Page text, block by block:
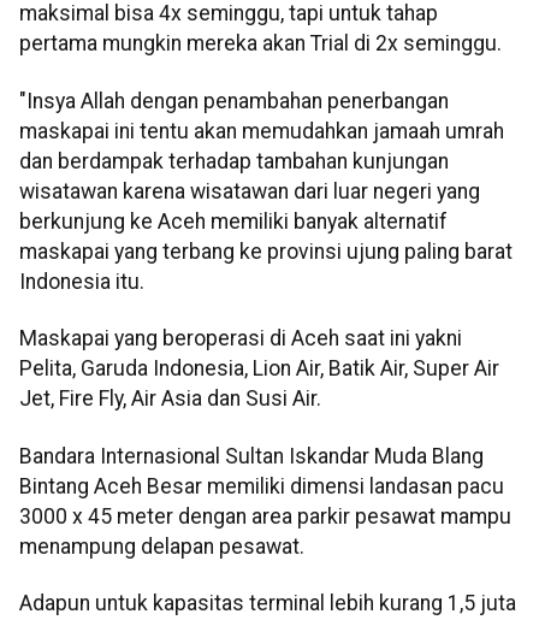
maksimal bisa 4x seminggu, tapi untuk tahap
pertama mungkin mereka akan Trial di 2x seminggu.
"Insya Allah dengan penambahan penerbangan
maskapai ini tentu akan memudahkan jamaah umrah
dan berdampak terhadap tambahan kunjungan
wisatawan karena wisatawan dari luar negeri yang
berkunjung ke Aceh memiliki banyak alternatif
maskapai yang terbang ke provinsi ujung paling barat
Indonesia itu.
Maskapai yang beroperasi di Aceh saat ini yakni
Pelita, Garuda Indonesia, Lion Air, Batik Air, Super Air
Jet, Fire Fly, Air Asia dan Susi Air.
Bandara Internasional Sultan Iskandar Muda Blang
Bintang Aceh Besar memiliki dimensi landasan pacu
3000 x 45 meter dengan area parkir pesawat mampu
menampung delapan pesawat.
Adapun untuk kapasitas terminal lebih kurang 1,5 juta